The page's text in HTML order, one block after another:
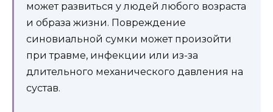
может развиться у людей любого возраста
и образа жизни. Повреждение
синовиальной сумки может произойти
при травме, инфекции или из-за
длительного механического давления на
сустав.